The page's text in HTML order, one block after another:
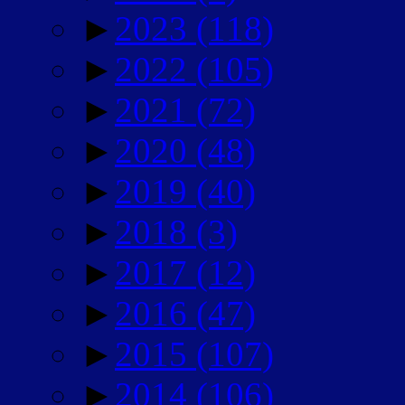
► 2023 (118)
► 2022 (105)
► 2021 (72)
► 2020 (48)
► 2019 (40)
► 2018 (3)
► 2017 (12)
► 2016 (47)
► 2015 (107)
► 2014 (106)